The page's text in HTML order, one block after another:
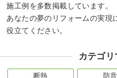
施工例を多数掲載しています。
あなたの夢のリフォームの実現
役立てください。
カテゴ
断熱 防音